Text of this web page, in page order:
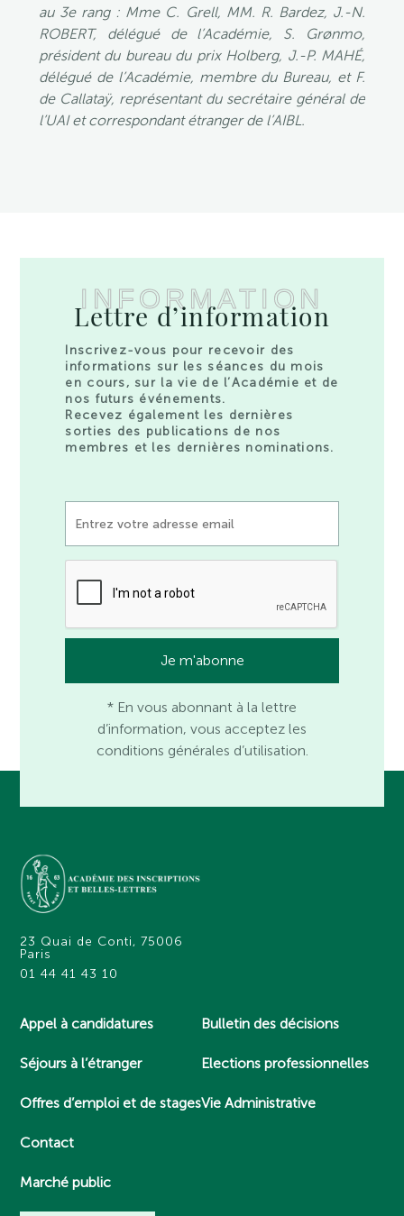
au 3e rang : Mme C. Grell, MM. R. Bardez, J.-N.
ROBERT, délégué de l’Académie, S. Grønmo,
président du bureau du prix Holberg, J.-P. MAHÉ,
délégué de l’Académie, membre du Bureau, et F.
de Callataÿ, représentant du secrétaire général de
l’UAI et correspondant étranger de l’AIBL.
INFORMATION
Lettre d’information
Inscrivez-vous pour recevoir des
informations sur les séances du mois
en cours, sur la vie de l’Académie et de
nos futurs événements.
Recevez également les dernières
sorties des publications de nos
membres et les dernières nominations.
* En vous abonnant à la lettre
d’information, vous acceptez les
conditions générales d’utilisation.
23 Quai de Conti, 75006
Paris
01 44 41 43 10
Appel à candidatures
Séjours à l’étranger
Offres d’emploi et de stages
Contact
Marché public
Bulletin des décisions
Elections professionnelles
Vie Administrative